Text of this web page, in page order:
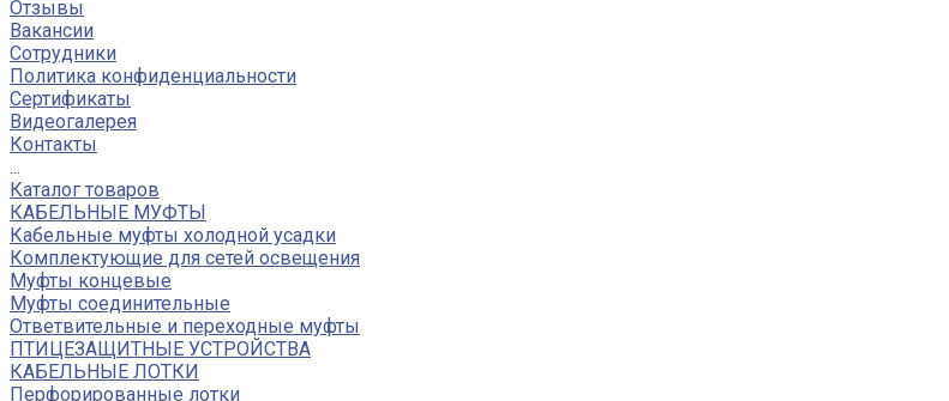
Отзывы
Вакансии
Сотрудники
Политика конфиденциальности
Сертификаты
Видеогалерея
Контакты
...
Каталог товаров
КАБЕЛЬНЫЕ МУФТЫ
Кабельные муфты холодной усадки
Комплектующие для сетей освещения
Муфты концевые
Муфты соединительные
Ответвительные и переходные муфты
ПТИЦЕЗАЩИТНЫЕ УСТРОЙСТВА
КАБЕЛЬНЫЕ ЛОТКИ
Перфорированные лотки